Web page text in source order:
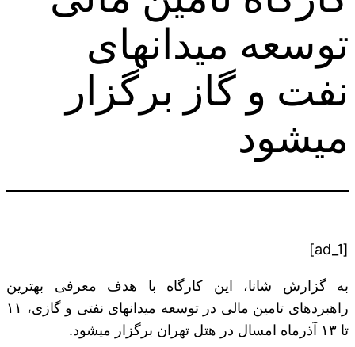
توسعه میدان‎های
نفت و گاز برگزار
می‎شود
[ad_1]
به گزارش شانا، این کارگاه با هدف معرفی بهترین
راهبردهای تامین مالی در توسعه میدان‎های نفتی و گازی، ۱۱
تا ۱۳ آذرماه امسال در هتل تهران برگزار می‎شود.